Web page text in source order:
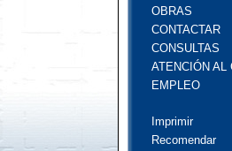
OBRAS
CONTACTAR
CONSULTAS
ATENCIÓN AL
EMPLEO
Imprimir
Recomendar